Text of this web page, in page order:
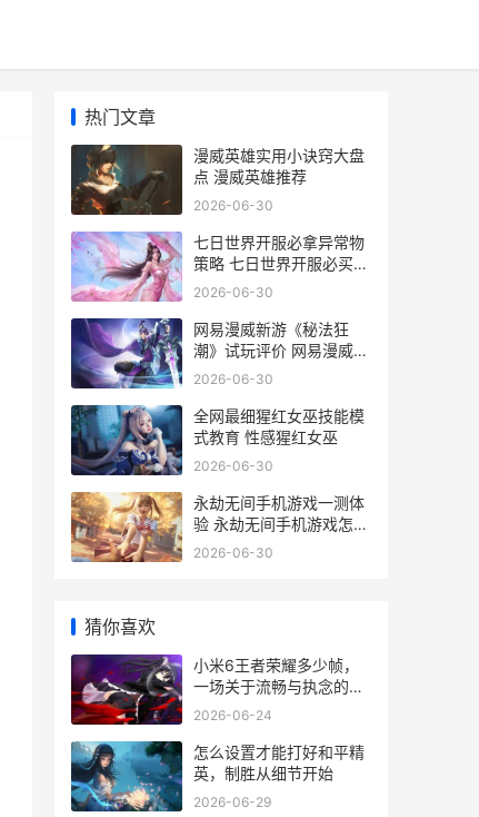
热门文章
漫威英雄实用小诀窍大盘
点 漫威英雄推荐
2026-06-30
七日世界开服必拿异常物
策略 七日世界开服必买的
东西
2026-06-30
网易漫威新游《秘法狂
潮》试玩评价 网易漫威端
游
2026-06-30
全网最细猩红女巫技能模
式教育 性感猩红女巫
2026-06-30
永劫无间手机游戏一测体
验 永劫无间手机游戏怎么
玩
2026-06-30
猜你喜欢
小米6王者荣耀多少帧，
一场关于流畅与执念的追
寻
2026-06-24
怎么设置才能打好和平精
英，制胜从细节开始
2026-06-29